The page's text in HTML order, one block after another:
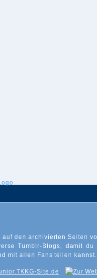
auf den archivierten Seiten
Tumblr-Blogs, damit
mit allen Fans teilen